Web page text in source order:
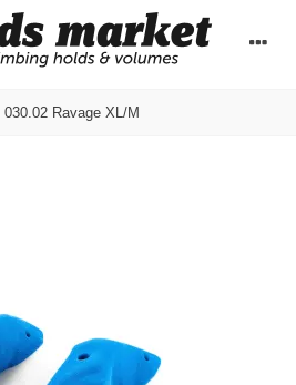
030.02 Ravage XL/M